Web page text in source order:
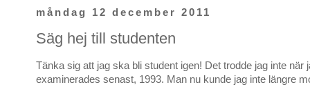
måndag 12 december 2011
Säg hej till studenten
Tänka sig att jag ska bli student igen! Det trodde jag inte när
examinerades senast, 1993. Man nu kunde jag inte längre